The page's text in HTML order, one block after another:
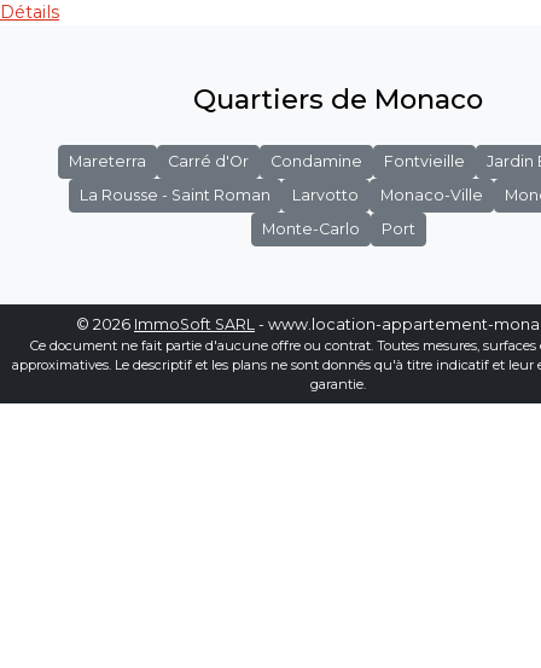
Détails
Quartiers de Monaco
Mareterra Carré d'Or Condamine Fontvieille
Jardin
La Rousse - Saint Roman
Larvotto Monaco-Ville
Monte-Carlo
Port
© 2026 ImmoSoft SARL - www.location-appartement-
Ce document ne fait partie d'aucune offre ou contrat. Toutes mesures, surfaces
approximatives. Le descriptif et les plans ne sont donnés qu'à titre indicatif et leur
garantie.